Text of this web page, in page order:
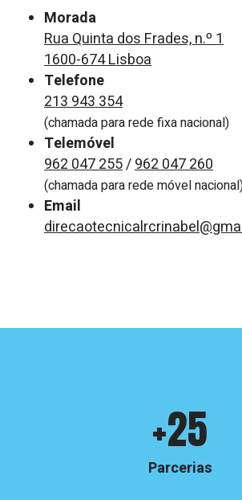
Morada
Rua Quinta dos Frades, n.º 1
1600-674 Lisboa
Telefone
213 943 354
(chamada para rede fixa nacional)
Telemóvel
962 047 255/962 047 260
(chamada para rede móvel
Email
+25
Parcerias